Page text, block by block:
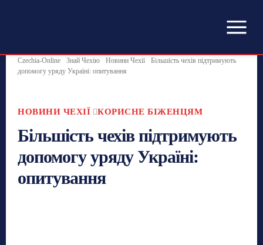
Czechia-Online Знай Чехію Новини Чехії
Більшість чехів підтримують
допомогу уряду Україні: опитування
НОВИНИ ЧЕХІЇ КОРИСНЕ БІЖЕНЦЯМ
Більшість чехів підтримують
допомогу уряду Україні:
опитування